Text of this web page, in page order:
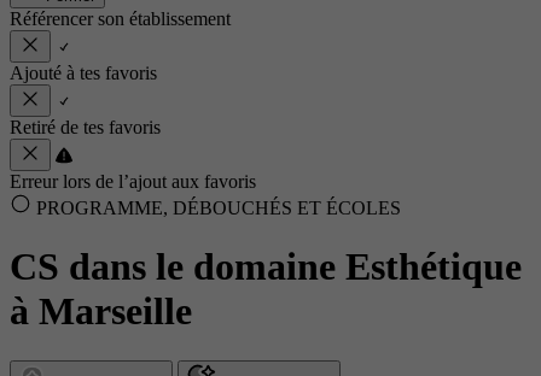
Référencer son établissement
Ajouté à tes favoris
Retiré de tes favoris
Erreur lors de l’ajout aux favoris
PROGRAMME, DÉBOUCHÉS ET ÉCOLES
CS dans le domaine Esthétique
à Marseille